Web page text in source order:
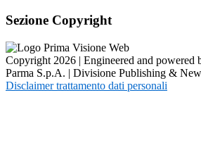
Sezione Copyright
Copyright 2026 | Engineered and powered
Parma S.p.A. | Divisione Publishing &
Disclaimer trattamento dati personali